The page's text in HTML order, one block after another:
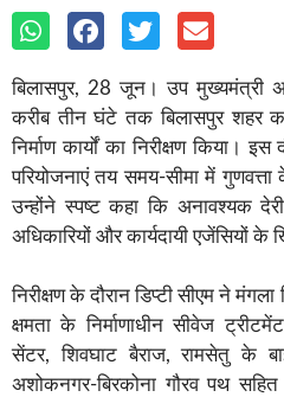
बिलासपुर, 28 जून। उप मुख्यमंत्री
करीब तीन घंटे तक बिलासपुर शहर
निर्माण कार्यों का निरीक्षण किया।
परियोजनाएं तय समय-सीमा में
उन्होंने स्पष्ट कहा कि अनावश्यक
अधिकारियों और कार्यदायी एजेंसियों के
निरीक्षण के दौरान डिप्टी सीएम ने
क्षमता के निर्माणाधीन सीवेज
सेंटर, शिवघाट बैराज, रामसेतु के
अशोकनगर-बिरकोना गौरव पथ